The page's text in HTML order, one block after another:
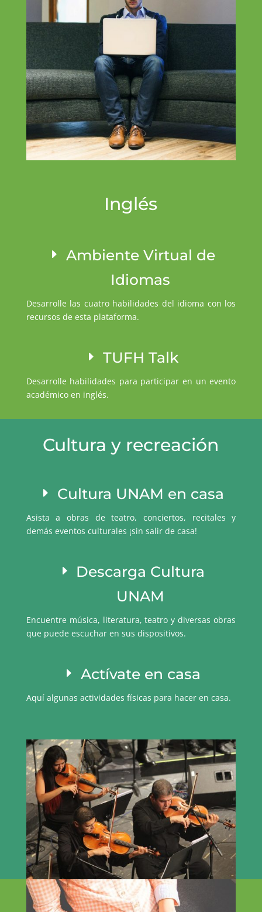
Inglés
Ambiente Virtual de
Idiomas
Desarrolle las cuatro habilidades del idioma con los
recursos de esta plataforma.
TUFH Talk
Desarrolle habilidades para participar en un evento
académico en inglés.
Cultura y recreación
Cultura UNAM en casa
Asista a obras de teatro, conciertos, recitales y
demás eventos culturales ¡sin salir de casa!
Descarga Cultura
UNAM
Encuentre música, literatura, teatro y diversas obras
que puede escuchar en sus dispositivos.
Actívate en casa
Aquí algunas actividades físicas para hacer en casa.